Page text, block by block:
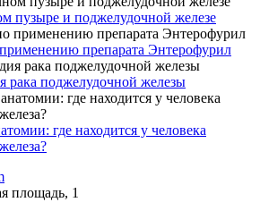
пузыре и поджелудочной железе
препарата Энтерофурил
рака поджелудочной железы
где находится у человека
площадь, 1